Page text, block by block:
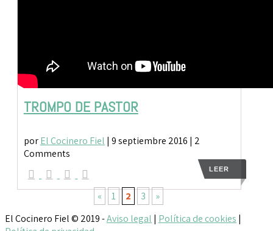
TROMPO DE PASTOR
porEl Cocinero Fiel | 9 septiembre 2016 | 2
Comments
LEER
« 1 2 3
»
El Cocinero Fiel © 2019 -Aviso legal | Política de cookies |